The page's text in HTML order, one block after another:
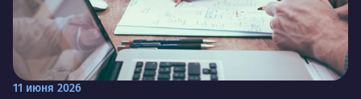
11 июня 2026